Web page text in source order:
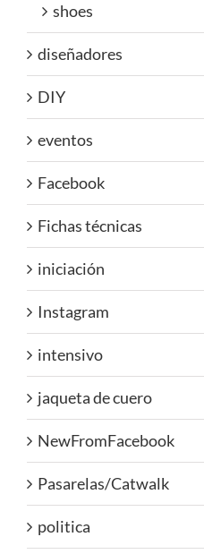
shoes
diseñadores
DIY
eventos
Facebook
Fichas técnicas
iniciación
Instagram
intensivo
jaqueta de cuero
NewFromFacebook
Pasarelas/Catwalk
politica